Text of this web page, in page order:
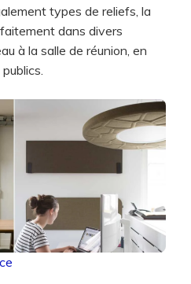
types de reliefs, la
dans divers
à la salle de réunion, en